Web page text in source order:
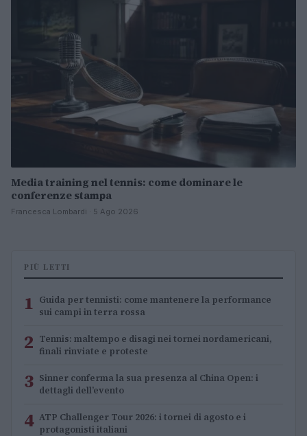
Media training nel tennis: come dominare le
conferenze stampa
Francesca Lombardi · 5 Ago 2026
PIÙ LETTI
1 Guida per tennisti: come mantenere la performance
sui campi in terra rossa
2 Tennis: maltempo e disagi nei tornei nordamericani,
finali rinviate e proteste
3 Sinner conferma la sua presenza al China Open: i
dettagli dell’evento
4 ATP Challenger Tour 2026: i tornei di agosto e i
protagonisti italiani